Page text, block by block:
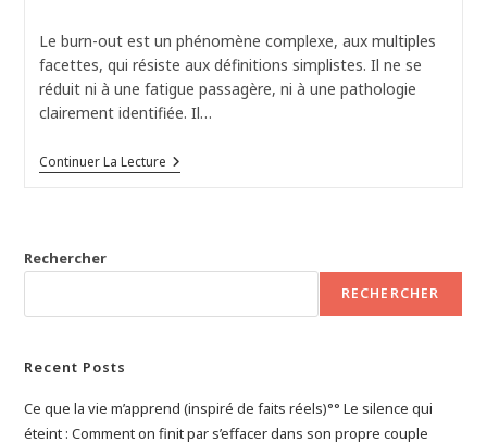
la
publication :
Le burn-out est un phénomène complexe, aux multiples
facettes, qui résiste aux définitions simplistes. Il ne se
réduit ni à une fatigue passagère, ni à une pathologie
clairement identifiée. Il…
Continuer La LectureDéfinir
Le
Crise
Épuisement
Rechercher
RECHERCHER
Recent Posts
Ce que la vie m’apprend (inspiré de faits réels)°° Le silence qui
éteint : Comment on finit par s’effacer dans son propre couple